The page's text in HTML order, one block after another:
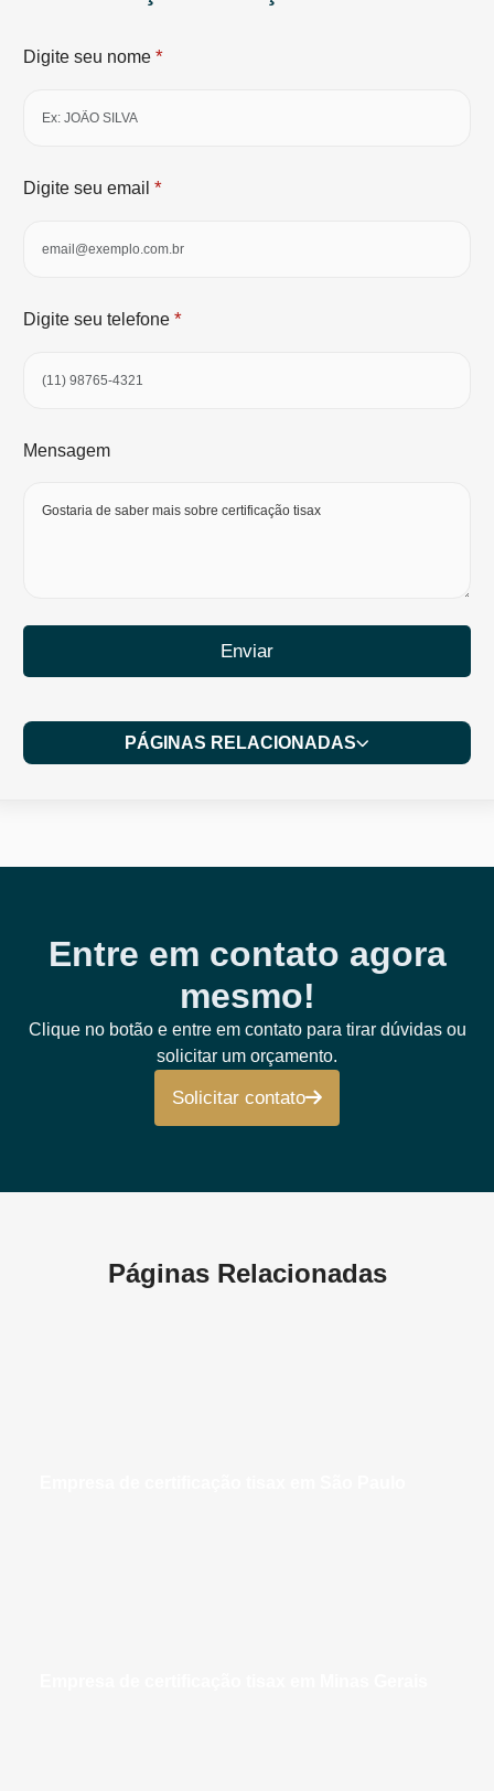
Digite seu nome *
Digite seu email *
Digite seu telefone *
Mensagem
Enviar
PÁGINAS RELACIONADAS
Entre em contato agora
mesmo!
Clique no botão e entre em contato para tirar dúvidas ou
solicitar um orçamento.
Solicitar contato
Páginas Relacionadas